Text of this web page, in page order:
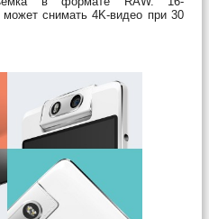
может снимать 4K-видео при 30